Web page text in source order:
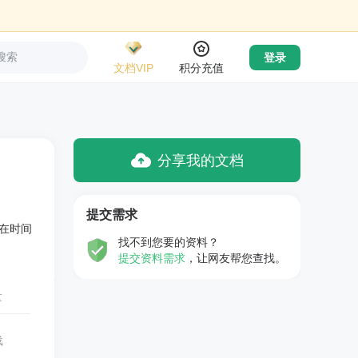
索
文档VIP
积分充值
登录
时间
分享我的文档
提交需求
找不到您要的资料？
提交资料需求 ，让网友帮您查找。